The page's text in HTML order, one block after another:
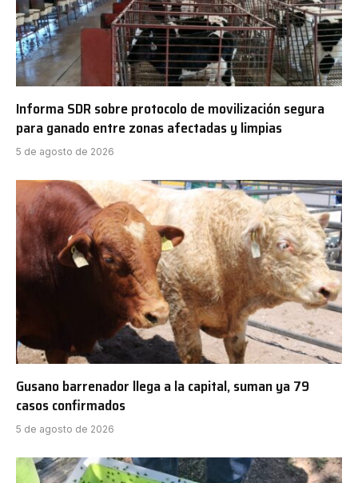
Informa SDR sobre protocolo de movilización segura
para ganado entre zonas afectadas y limpias
5 de agosto de 2026
Gusano barrenador llega a la capital, suman ya 79
casos confirmados
5 de agosto de 2026